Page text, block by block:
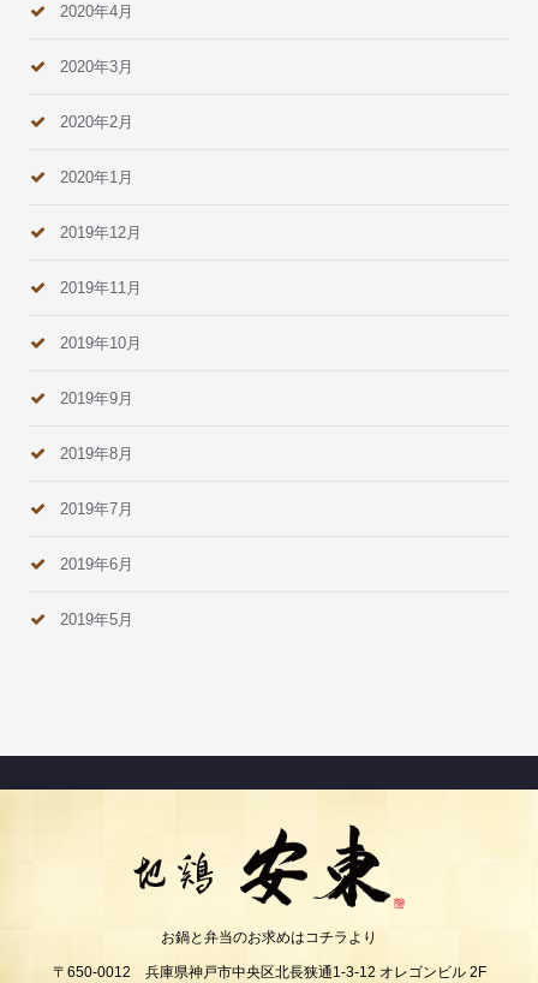
2020年4月
2020年3月
2020年2月
2020年1月
2019年12月
2019年11月
2019年10月
2019年9月
2019年8月
2019年7月
2019年6月
2019年5月
お鍋と弁当のお求めはコチラより
〒650-0012 兵庫県神戸市中央区北長狭通1-3-12 オレゴンビル 2F